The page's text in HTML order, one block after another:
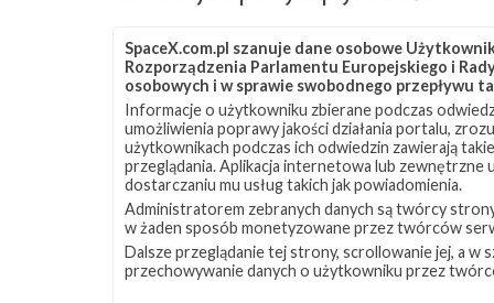
SpaceX.com.pl szanuje dane osobowe
Rozporządzenia Parlamentu Europejskiego i
osobowych i w sprawie swobodnego przepływu
Informacje o użytkowniku zbierane podczas
umożliwienia poprawy jakości działania portalu,
użytkownikach podczas ich odwiedzin zawierają
przeglądania. Aplikacja internetowa lub
dostarczaniu mu usług takich jak powiadomienia.
Administratorem zebranych danych są twórcy
w żaden sposób monetyzowane przez twórców
Dalsze przeglądanie tej strony, scrollowanie jej, a w
przechowywanie danych o użytkowniku przez